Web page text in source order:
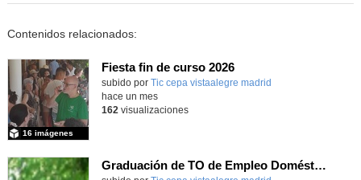
Contenidos relacionados:
Fiesta fin de curso 2026
subido por Tic cepa vistaalegre madrid
16 imágenes
hace un mes
162 visualizaciones
Graduación de TO de Empleo Doméstico